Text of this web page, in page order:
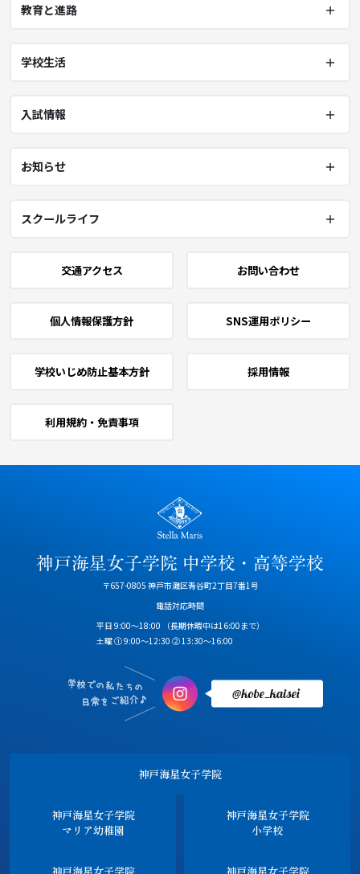
教育と進路
学校生活
入試情報
お知らせ
スクールライフ
交通アクセス お問い合わせ
個人情報保護方針 SNS運用ポリシー
学校いじめ防止基本方針 採用情報
利用規約・免責事項
〒657-0805 神戸市灘区青谷町2丁目7番1号
電話対応時間
平日 9:00～18:00
（長期休暇中は16:00まで）
土曜 ① 9:00～12:30 ② 13:30～16:00
神戸海星女子学院
神戸海星女子学院
マリア幼稚園
神戸海星女子学院
小学校